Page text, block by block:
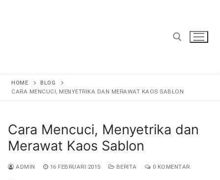
HOME
BLOG
CARA MENCUCI, MENYETRIKA DAN MERAWAT KAOS SABLON
Cara Mencuci, Menyetrika dan
Merawat Kaos Sablon
ADMIN 16 FEBRUARI 2015 BERITA 0 KOMENTAR